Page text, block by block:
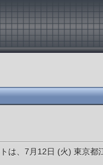
は、7月12日 (火) 東京